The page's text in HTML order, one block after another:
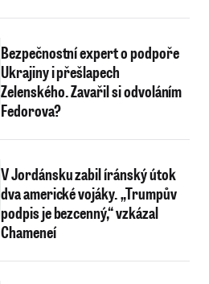
Bezpečnostní expert o podpoře
Ukrajiny i přešlapech
Zelenského. Zavařil si odvoláním
Fedorova?
V Jordánsku zabil íránský útok
dva americké vojáky. „Trumpův
podpis je bezcenný,“ vzkázal
Chameneí